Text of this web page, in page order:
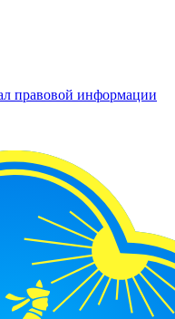
правовой информации